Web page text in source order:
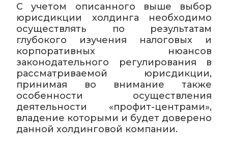
С учетом описанного выше выбор
юрисдикции холдинга необходимо
осуществлять по результатам
глубокого изучения налоговых и
корпоративных нюансов
законодательного регулирования в
рассматриваемой юрисдикции,
принимая во внимание также
особенности осуществления
деятельности «профит-центрами»,
владение которыми и будет доверено
данной холдинговой компании.